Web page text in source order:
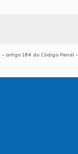
artigo 184 do Código Penal –